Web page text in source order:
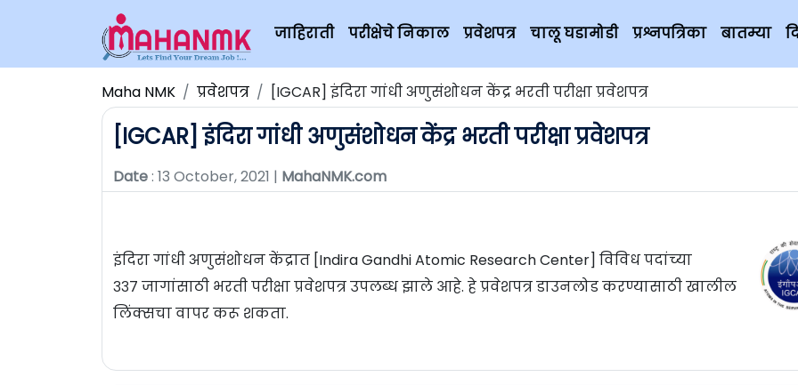
जाहिराती परीक्षेचे निकाल प्रवेशपत्र चालू घडामोडी प्रश्नपत्रिका बातम्या
Maha NMK प्रवेशपत्र [IGCAR] इंदिरा गांधी अणुसंशोधन केंद्र भरती परीक्षा प्रवेशपत्र
[IGCAR] इंदिरा गांधी अणुसंशोधन केंद्र भरती परीक्षा प्रवेशपत्र
Date: 13 October, 2021 | MahaNMK.com
इंदिरा गांधी अणुसंशोधन केंद्रात [Indira Gandhi Atomic Research Center] विविध पदांच्या
३३७ जागांसाठी भरती परीक्षा प्रवेशपत्र उपलब्ध झाले आहे. हे प्रवेशपत्र डाउनलोड करण्यासाठी खालील
लिंक्सचा वापर करू शकता.